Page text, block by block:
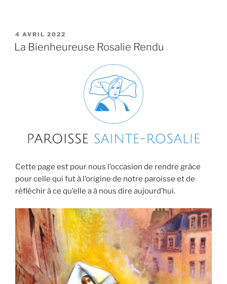
PUBLIÉ
LE
4 AVRIL 2022
La Bienheureuse Rosalie Rendu
Cette page est pour nous l’occasion de rendre grâce
pour celle qui fut à l’origine de notre paroisse et de
réfléchir à ce qu’elle a à nous dire aujourd’hui.